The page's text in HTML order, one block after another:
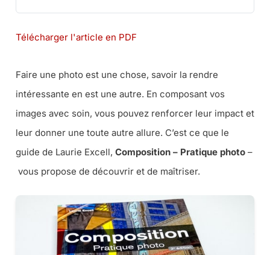
Télécharger l'article en PDF
Faire une photo est une chose, savoir la rendre
intéressante en est une autre. En composant vos
images avec soin, vous pouvez renforcer leur impact et
leur donner une toute autre allure. C’est ce que le
guide de Laurie Excell, Composition – Pratique photo –
vous propose de découvrir et de maîtriser.